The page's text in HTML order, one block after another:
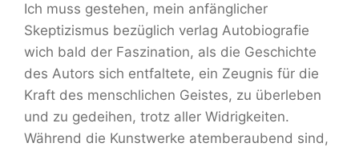
Ich muss gestehen, mein anfänglicher
Skeptizismus bezüglich verlag Autobiografie
wich bald der Faszination, als die Geschichte
des Autors sich entfaltete, ein Zeugnis für die
Kraft des menschlichen Geistes, zu überleben
und zu gedeihen, trotz aller Widrigkeiten.
Während die Kunstwerke atemberaubend sind,